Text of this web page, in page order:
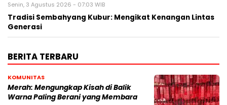
Senin, 3 Agustus 2026 - 07:03 WIB
Tradisi Sembahyang Kubur: Mengikat Kenangan Lintas
Generasi
BERITA TERBARU
KOMUNITAS
Merah: Mengungkap Kisah di Balik
Warna Paling Berani yang Membara